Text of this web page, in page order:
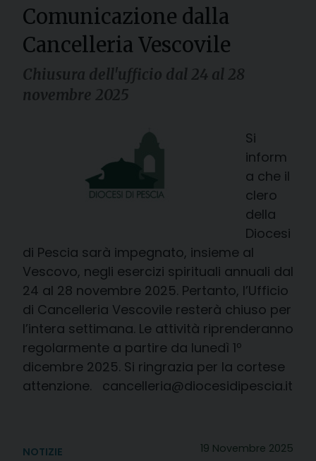
Comunicazione dalla
Cancelleria Vescovile
Chiusura dell'ufficio dal 24 al 28
novembre 2025
Si
inform
a che il
clero
della
Diocesi
di Pescia sarà impegnato, insieme al
Vescovo, negli esercizi spirituali annuali dal
24 al 28 novembre 2025. Pertanto, l’Ufficio
di Cancelleria Vescovile resterà chiuso per
l’intera settimana. Le attività riprenderanno
regolarmente a partire da lunedì 1º
dicembre 2025. Si ringrazia per la cortese
attenzione. cancelleria@diocesidipescia.it
19 Novembre 2025
NOTIZIE